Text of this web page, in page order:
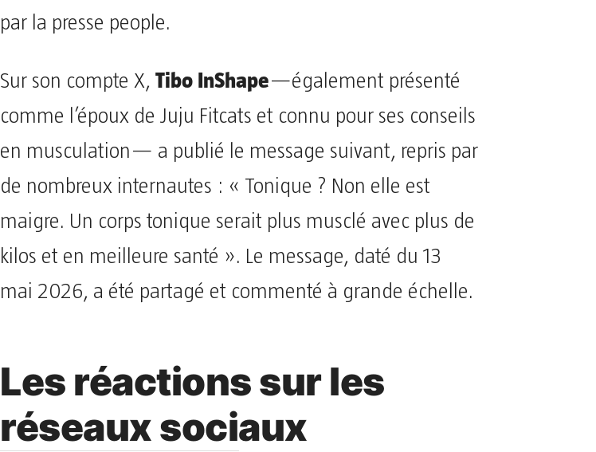
par la presse people.
Sur son compte X, Tibo InShape—également présenté
comme l’époux de Juju Fitcats et connu pour ses conseils
en musculation— a publié le message suivant, repris par
de nombreux internautes : « Tonique ? Non elle est
maigre. Un corps tonique serait plus musclé avec plus de
kilos et en meilleure santé ». Le message, daté du 13
mai 2026, a été partagé et commenté à grande échelle.
Les réactions sur les
réseaux sociaux